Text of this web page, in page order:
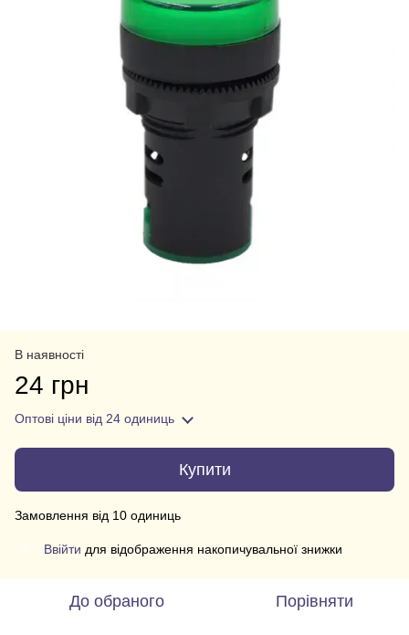
В наявності
24 грн
Оптові ціни від 24 одиниць
Купити
Замовлення від 10 одиниць
Ввійти для відображення накопичувальної знижки
До обраного Порівняти